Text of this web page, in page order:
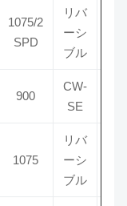
1075/2
SPD
リバ
ーシ
ブル
900
CW-
SE
1075
リバ
ーシ
ブル